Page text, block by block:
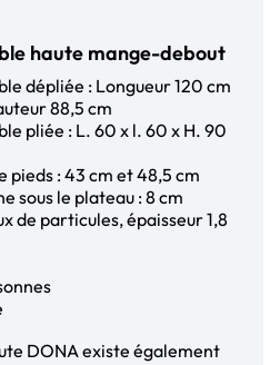
haute mange-debout
dépliée : Longueur 120 cm
88,5 cm
pliée : L. 60 x l. 60 x H. 90
pieds : 43 cm et 48,5 cm
sous le plateau : 8 cm
de particules, épaisseur 1,8
DONA existe également